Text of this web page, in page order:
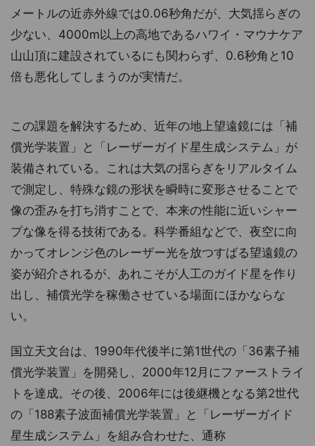
メートルの近赤外線では0.06秒角だが、大気揺らぎの
少ない、4000m以上の高地であるハワイ・マウナケア
山山頂に建設されているにも関わらず、0.6秒角と10
倍も悪化してしまうのが実情だ。
この課題を解決するため、近年の地上望遠鏡には「補
償光学装置」と「レーザーガイド星生成システム」が
装備されている。これは大気の揺らぎをリアルタイム
で測定し、特殊な鏡の形状を瞬時に変形させることで
像の歪みを打ち消すことで、本来の性能に近いシャー
プな像を得る技術である。科学番組などで、夜空に向
かってオレンジ色のレーザー光を放つすばる望遠鏡の
姿が紹介されるが、あれこそが人工のガイド星を作り
出し、補償光学を稼働させている場面にほかならな
い。
国立天文台は、1990年代後半に第1世代の「36素子補
償光学装置」を開発し、2000年12月にファーストライ
トを達成。その後、2006年には後継機となる第2世代
の「188素子波面補償光学装置」と「レーザーガイド
星生成システム」を組み合わせた、通称